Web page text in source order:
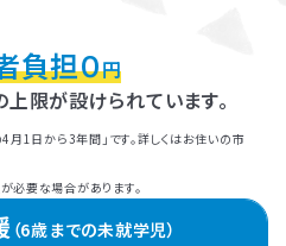
負担０円
限が設けられています。
1日から3年間」です。詳しくはお住いの市
必要な場合があります。
（6歳までの未就学児）